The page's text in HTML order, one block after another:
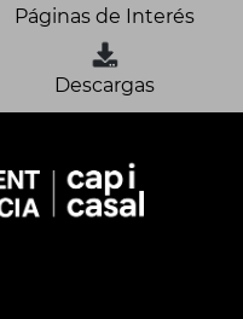
Páginas de Interés
Descargas